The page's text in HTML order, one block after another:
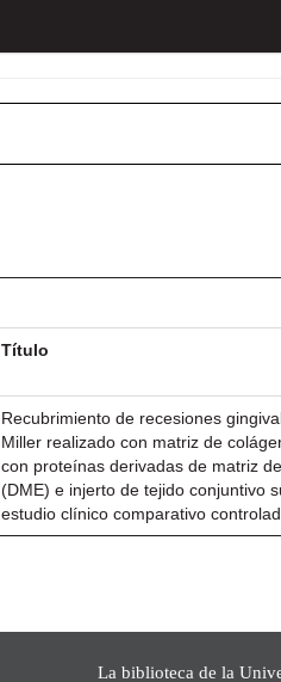
Título
Recubrimiento de recesiones
Miller realizado con matriz de
con proteínas derivadas de matriz
(DME) e injerto de tejido conjuntivo
estudio clínico comparativo
La biblioteca de la